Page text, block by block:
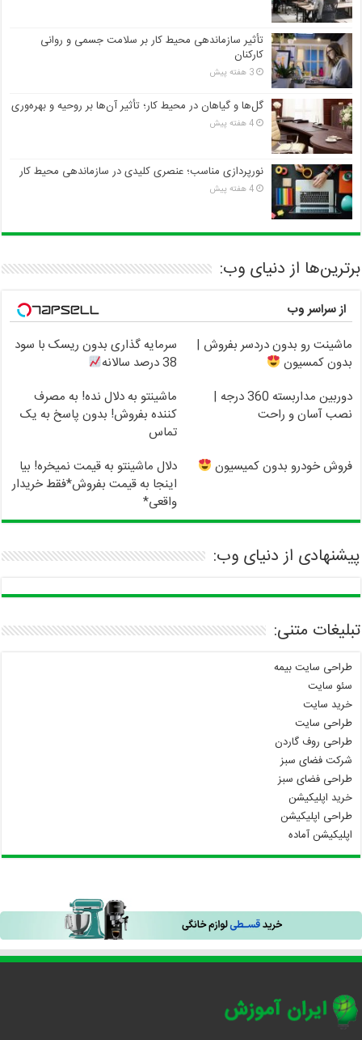
تأثیر سازماندهی محیط کار بر سلامت جسمی و روانی
کارکنان
3 هفته پیش
گل‌ها و گیاهان در محیط کار؛ تأثیر آن‌ها بر روحیه و بهره‌وری
4 هفته پیش
نورپردازی مناسب؛ عنصری کلیدی در سازماندهی محیط کار
4 هفته پیش
برترین‌ها از دنیای وب:
از سراسر وب
ماشینت رو بدون دردسر بفروش |
بدون کمسیون
سرمایه گذاری بدون ریسک با سود
38 درصد سالانه
دوربین مداربسته 360 درجه |
نصب آسان و راحت
ماشینتو به دلال نده! به مصرف
کننده بفروش! بدون پاسخ به یک
تماس
فروش خودرو بدون کمیسیون
دلال ماشینتو به قیمت نمیخره! بیا
اینجا به قیمت بفروش*فقط خریدار
واقعی*
پیشنهادی از دنیای وب:
تبلیغات متنی:
طراحی سایت بیمه
سئو سایت
خرید سایت
طراحی سایت
طراحی روف گاردن
شرکت فضای سبز
طراحی فضای سبز
خرید اپلیکیشن
طراحی اپلیکیشن
اپلیکیشن آماده